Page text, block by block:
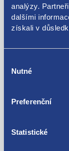
analýzy.
dalšími
získali v
souhlasu
Nutné
Preferenční
Statistické
Fiat Panda